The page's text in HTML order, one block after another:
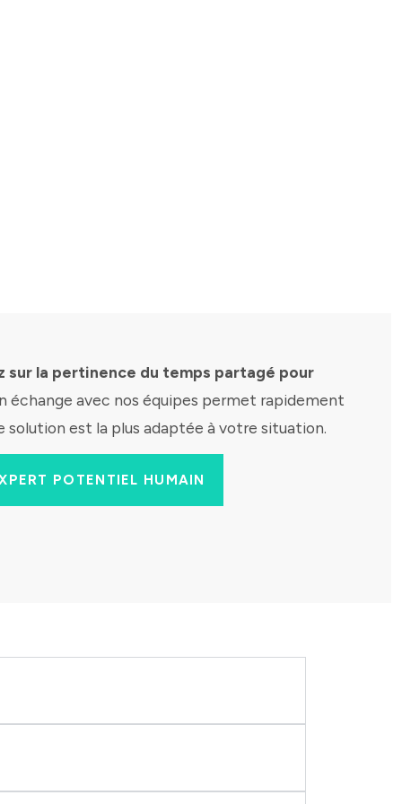
sur la pertinence du temps partagé pour
échange avec nos équipes permet rapidement
est la plus adaptée à votre situation.
POTENTIEL HUMAIN